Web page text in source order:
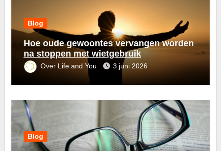
Blog
Hoe oude gewoontes vervangen worden
na stoppen met wietgebruik
Over Life and You 3 juni 2026
Blog